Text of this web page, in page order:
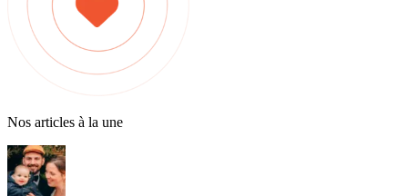
Nos articles à la une